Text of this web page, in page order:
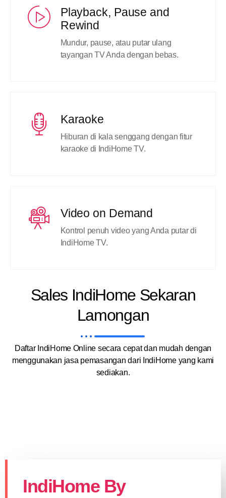
Playback, Pause and
Rewind
Mundur, pause, atau putar ulang
tayangan TV Anda dengan bebas.
Karaoke
Hiburan di kala senggang dengan fitur
karaoke di IndiHome TV.
Video on Demand
Kontrol penuh video yang Anda putar di
IndiHome TV.
Sales IndiHome Sekaran
Lamongan
Daftar IndiHome Online secara cepat dan mudah dengan
menggunakan jasa pemasangan dari IndiHome yang kami
sediakan.
IndiHome By